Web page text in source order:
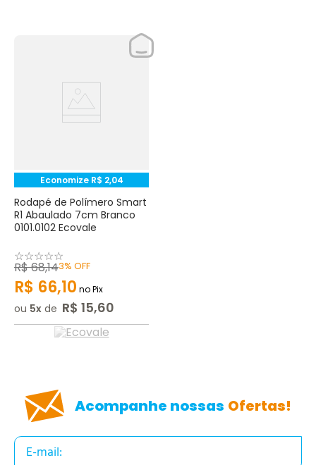
Economize R$ 2,04
Rodapé de Polímero Smart
R1 Abaulado 7cm Branco
0101.0102 Ecovale
☆☆☆☆☆
R$68,143% OFF
R$ 66,10 no Pix
ou 5 de R$ 15,60
Acompanhe nossas Ofertas!